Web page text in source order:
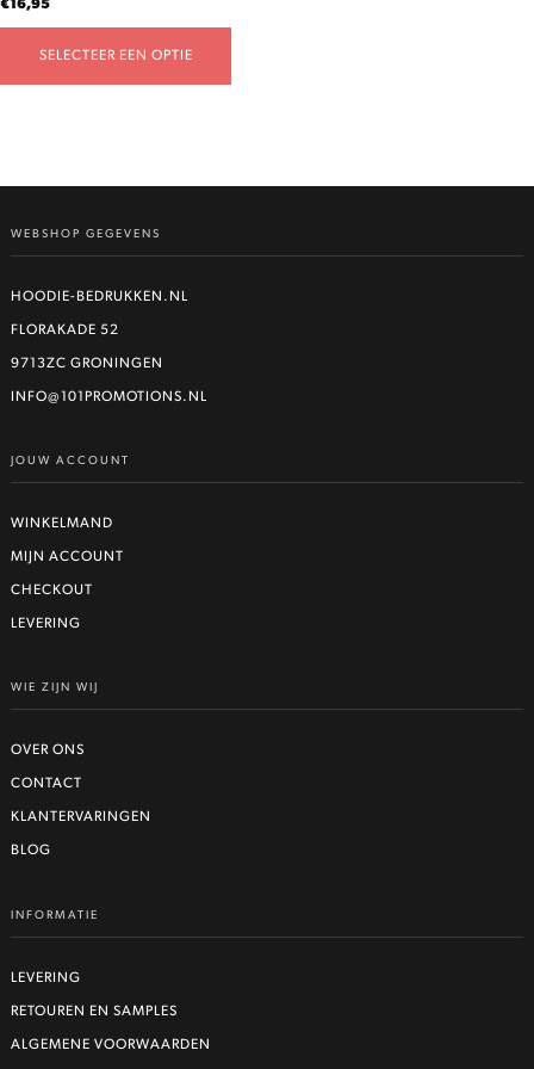
€16,95
SELECTEER EEN OPTIE
WEBSHOP GEGEVENS
HOODIE-BEDRUKKEN.NL
FLORAKADE 52
9713ZC GRONINGEN
INFO@101PROMOTIONS.NL
JOUW ACCOUNT
WINKELMAND
MIJN ACCOUNT
CHECKOUT
LEVERING
WIE ZIJN WIJ
OVER ONS
CONTACT
KLANTERVARINGEN
BLOG
INFORMATIE
LEVERING
RETOUREN EN SAMPLES
ALGEMENE VOORWAARDEN